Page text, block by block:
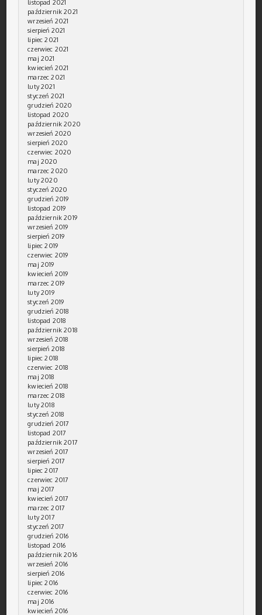
listopad 2021
październik 2021
wrzesień 2021
sierpień 2021
lipiec 2021
czerwiec 2021
maj 2021
kwiecień 2021
marzec 2021
luty 2021
styczeń 2021
grudzień 2020
listopad 2020
październik 2020
wrzesień 2020
sierpień 2020
czerwiec 2020
maj 2020
marzec 2020
luty 2020
styczeń 2020
grudzień 2019
listopad 2019
październik 2019
wrzesień 2019
sierpień 2019
lipiec 2019
czerwiec 2019
maj 2019
kwiecień 2019
marzec 2019
luty 2019
styczeń 2019
grudzień 2018
listopad 2018
październik 2018
wrzesień 2018
sierpień 2018
lipiec 2018
czerwiec 2018
maj 2018
kwiecień 2018
marzec 2018
luty 2018
styczeń 2018
grudzień 2017
listopad 2017
październik 2017
wrzesień 2017
sierpień 2017
lipiec 2017
czerwiec 2017
maj 2017
kwiecień 2017
marzec 2017
luty 2017
styczeń 2017
grudzień 2016
listopad 2016
październik 2016
wrzesień 2016
sierpień 2016
lipiec 2016
czerwiec 2016
maj 2016
kwiecień 2016